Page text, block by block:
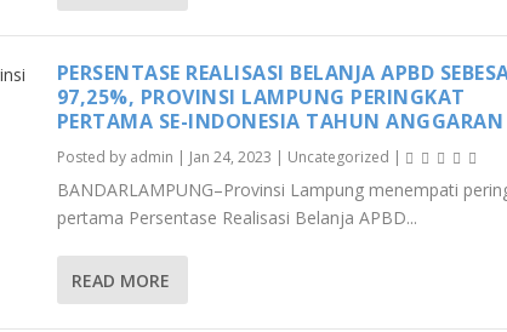
PERSENTASE REALISASI BELANJA APBD
97,25%, PROVINSI LAMPUNG PERINGKAT
PERTAMA SE-INDONESIA TAHUN
Posted by admin | Jan 24, 2023 | Uncategorized |
BANDARLAMPUNG–Provinsi Lampung menempati
pertama Persentase Realisasi Belanja APBD...
READ MORE